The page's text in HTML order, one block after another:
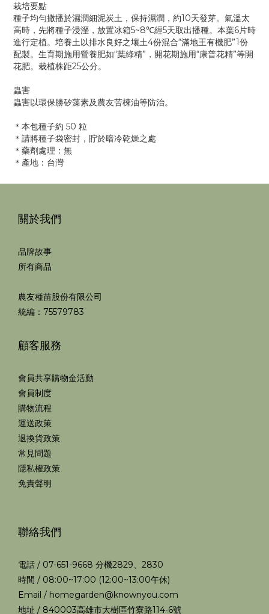
栽培要點
種子均勻撒播於濕潤細泥炭土，保持濕潤，約10天發芽。氣溫太
高時，先將種子浸溼，放置冰箱5~8℃經5天取出播種。本葉6片時
進行定植。培養土以排水良好之壤土4份混合“滿地王有機肥”1份
配製。生育期施用營養肥如“葉綠精”，開花期施用“康普花精”等開
花肥。栽植株距25公分。
蟲害
蟲害以環保勝矽藻素及農友苦楝油等防治。
＊本包種子約 50 粒
＊請將種子袋密封，貯於暗冷乾燥之處
＊藥劑處理：無
＊產地：台灣
關於我們
品牌故事
所有商品
農友種苗股份有限公司
統編：75579783
顧客服務
會員共享購物金活動
會員制度
購物流程
運送政策
退換貨政策
常見問題
隱私權政策
免責聲明
聯絡我們
電話 / 07-651-9668 分機2829、2830
時間 / 08:00~17:00 (12:00~13:00午休)
Email / homegarden@knownyou.com
地址 / 840003高雄市大樹區竹寮路114-6號